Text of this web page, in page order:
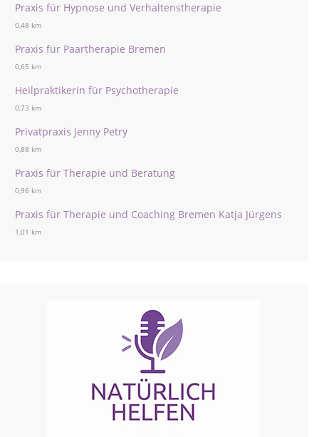
Praxis für Hypnose und Verhaltenstherapie
0,48 km
Praxis für Paartherapie Bremen
0,65 km
Heilpraktikerin für Psychotherapie
0,73 km
Privatpraxis Jenny Petry
0,88 km
Praxis für Therapie und Beratung
0,96 km
Praxis für Therapie und Coaching Bremen Katja Jürgens
1,01 km